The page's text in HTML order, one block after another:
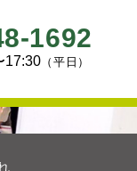
1692
17:30 （平日）